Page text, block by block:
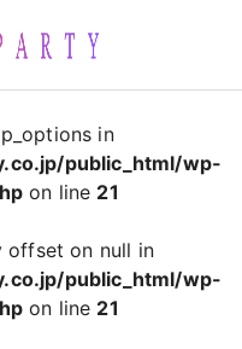
名古屋で婚
in
public_html/wp-
on line 21
offset on null in
public_html/wp-
on line 21